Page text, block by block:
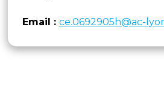
Email : ce.0692905h@ac-